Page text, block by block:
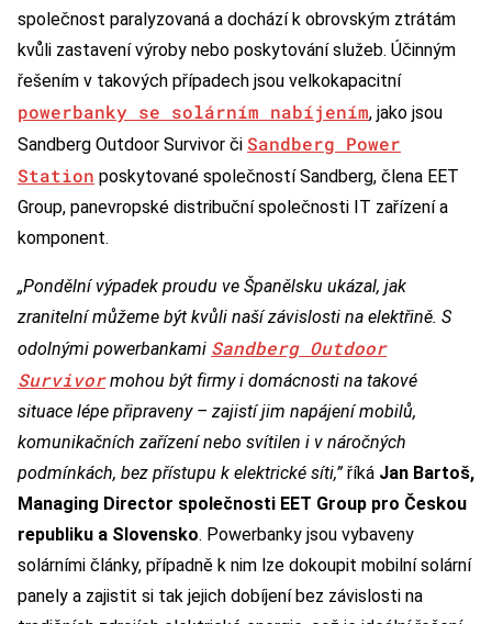
společnost paralyzovaná a dochází k obrovským ztrátám
kvůli zastavení výroby nebo poskytování služeb. Účinným
řešením v takových případech jsou velkokapacitní
powerbanky se solárním nabíjením, jako jsou
Sandberg Outdoor Survivor či Sandberg Power
Station poskytované společností Sandberg, člena EET
Group, panevropské distribuční společnosti IT zařízení a
komponent.
„Pondělní výpadek proudu ve Španělsku ukázal, jak
zranitelní můžeme být kvůli naší závislosti na elektřině. S
odolnými powerbankami Sandberg Outdoor
Survivormohou být firmy i domácnosti na takové
situace lépe připraveny – zajistí jim napájení mobilů,
komunikačních zařízení nebo svítilen i v náročných
podmínkách, bez přístupu k elektrické síti,”říká Jan Bartoš,
Managing Director společnosti EET Group pro Českou
republiku a Slovensko. Powerbanky jsou vybaveny
solárními články, případně k nim lze dokoupit mobilní solární
panely a zajistit si tak jejich dobíjení bez závislosti na